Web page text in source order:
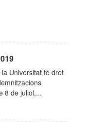
Universitat té dret
8 de juliol,...